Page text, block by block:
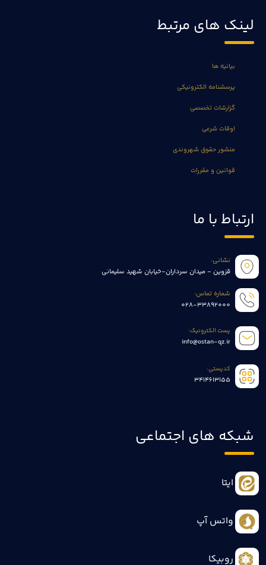
لینک های مرتبط
بیانیه ها
پرسشنامه الکترونیکی
گزارشات تخصصی
اوقات شرعی
منشور حقوق شهروندی
قوانین و مقررات
ارتباط با ما
نشانی:
قزوین - میدان سرداران-خیابان شهید سلیمانی
شماره تماس:
028-33892000
پست الکترونیک:
info@ostan-qz.ir
کدپستی:
3414613155
شبکه های اجتماعی
ایتا
واتس آپ
روبیکا